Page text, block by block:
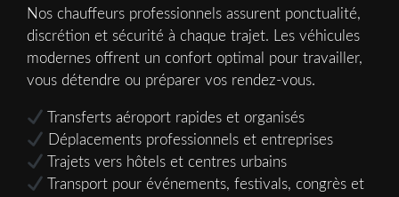
Nos chauffeurs professionnels assurent ponctualité,
discrétion et sécurité à chaque trajet. Les véhicules
modernes offrent un confort optimal pour travailler,
vous détendre ou préparer vos rendez-vous.
Transferts aéroport rapides et organisés
Déplacements professionnels et entreprises
Trajets vers hôtels et centres urbains
Transport pour événements, festivals, congrès et